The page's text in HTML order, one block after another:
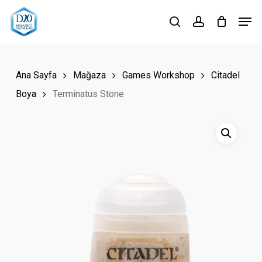
Skip
searchaccount
Ana Sayfa Mağaza Games Workshop
Citadel
Boya
Terminatus Stone